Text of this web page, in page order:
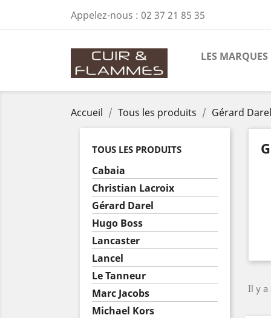
Appelez-nous : 02 37 21 85 35
LES MARQUES
Accueil Tous les produits Gérard Darel
TOUS LES PRODUITS
Cabaia
Christian Lacroix
Gérard Darel
Hugo Boss
Lancaster
Lancel
Le Tanneur
Marc Jacobs
Michael Kors
Il y a